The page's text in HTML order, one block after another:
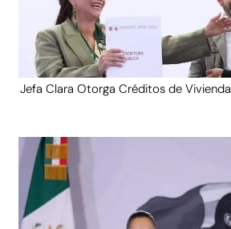
Jefa Clara Otorga Créditos de